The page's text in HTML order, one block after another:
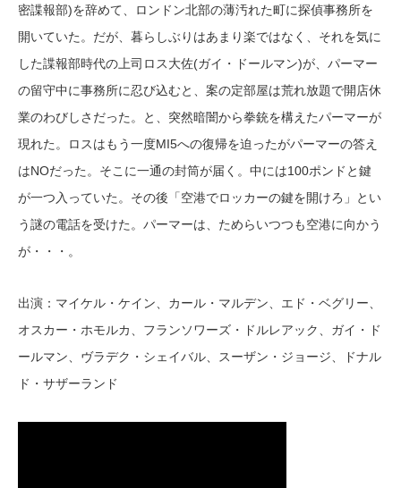
密諜報部)を辞めて、ロンドン北部の薄汚れた町に探偵事務所を
開いていた。だが、暮らしぶりはあまり楽ではなく、それを気に
した諜報部時代の上司ロス大佐(ガイ・ドールマン)が、パーマー
の留守中に事務所に忍び込むと、案の定部屋は荒れ放題で開店休
業のわびしさだった。と、突然暗闇から拳銃を構えたパーマーが
現れた。ロスはもう一度MI5への復帰を迫ったがパーマーの答え
はNOだった。そこに一通の封筒が届く。中には100ポンドと鍵
が一つ入っていた。その後「空港でロッカーの鍵を開けろ」とい
う謎の電話を受けた。パーマーは、ためらいつつも空港に向かう
が・・・。
出演：マイケル・ケイン、カール・マルデン、エド・ベグリー、
オスカー・ホモルカ、フランソワーズ・ドルレアック、ガイ・ド
ールマン、ヴラデク・シェイバル、スーザン・ジョージ、ドナル
ド・サザーランド